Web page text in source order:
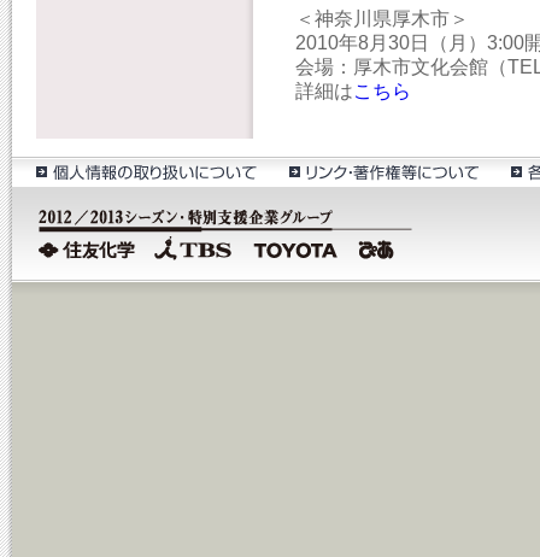
＜神奈川県厚木市＞
2010年8月30日（月）3:00
会場：厚木市文化会館（
詳細はこちら